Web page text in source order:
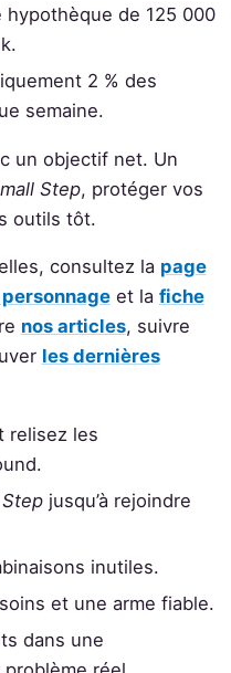
hypothèque de 125 000
2 % des
semaine.
un objectif net. Un
Step, protéger vos
outils tôt.
consultez la page
et la fiche
nos articles, suivre
les dernières
relisez les
jusqu’à rejoindre
inutiles.
et une arme fiable.
dans une